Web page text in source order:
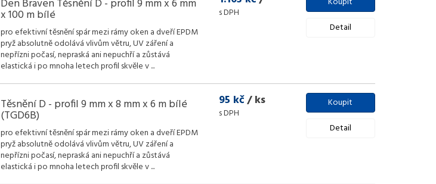
Den Braven Těsnění D - profil 9 mm x 6 mm
x 100 m bílé
pro efektivní těsnění spár mezi rámy oken a dveří EPDM
pryž absolutně odolává vlivům větru, UV záření a
nepřízni počasí, nepraská ani nepuchří a zůstává
elastická i po mnoha letech profil skvěle v...
s DPH
Detail
Těsnění D - profil 9 mm x 8 mm x 6 m bílé
(TGD6B)
pro efektivní těsnění spár mezi rámy oken a dveří EPDM
pryž absolutně odolává vlivům větru, UV záření a
nepřízni počasí, nepraská ani nepuchří a zůstává
elastická i po mnoha letech profil skvěle v...
95 kč/ ks
s DPH
Koupit
Detail